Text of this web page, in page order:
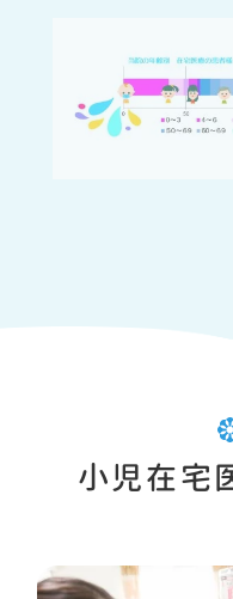
小児在宅